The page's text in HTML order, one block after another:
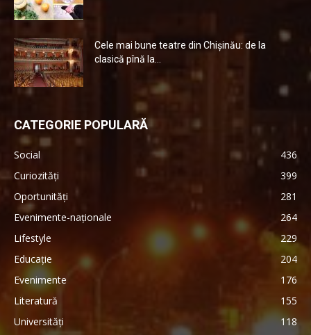
Cele mai bune teatre din Chişinău: de la
clasică pînă la...
CATEGORIE POPULARĂ
Social
436
Curiozități
399
Oportunități
281
Evenimente-naționale
264
Lifestyle
229
Educație
204
Evenimente
176
Literatură
155
Universități
118